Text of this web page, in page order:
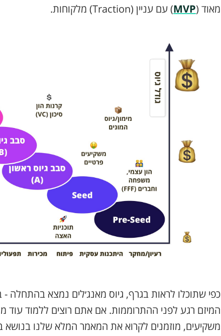
מאוד (MVP) עם עניין (Traction) מלקוחות.
כפי שתוכלו לראות בגרף, גיוס מאנג׳לים נמצא
המיזם רגע לפני ההתרוממות. אם אתם רוצים ללמוד עוד
משקיעים, מוזמנים לקרוא את המאמר המלא שלנו